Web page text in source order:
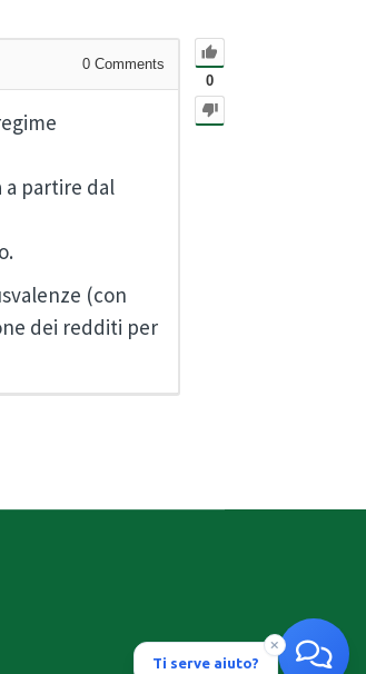
0
0 Comments
a partire dal
(con
dei redditi per
Ti serve aiuto?